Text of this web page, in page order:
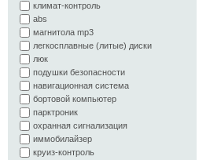
климат-контроль
abs
магнитола mp3
легкосплавные (литые) диски
люк
подушки безопасности
навигационная система
бортовой компьютер
парктроник
охранная сигнализация
иммобилайзер
круиз-контроль